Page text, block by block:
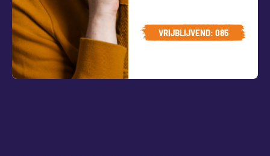
VRIJBLIJVEND: 085
201 66 84